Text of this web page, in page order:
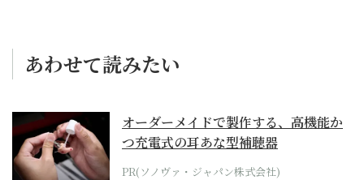
あわせて読みたい
オーダーメイドで製作する、高機能か
つ充電式の耳あな型補聴器
PR(ソノヴァ・ジャパン株式会社)